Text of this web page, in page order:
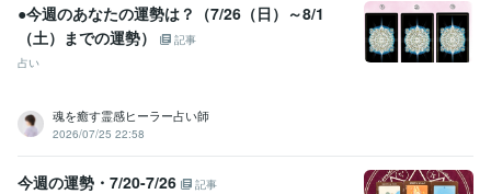
●今週のあなたの運勢は？（7/26（日）～8/1
（土）までの運勢）
記事
占い
魂を癒す霊感ヒーラー占い師
2026/07/25 22:58
今週の運勢・7/20-7/26
記事